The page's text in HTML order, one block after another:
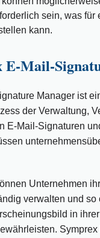
sein, was für
kann.
E-Mail-
Manager ist
der Verwaltung,
E-Mail-Signaturen
Unternehmen
verwalten und so
in